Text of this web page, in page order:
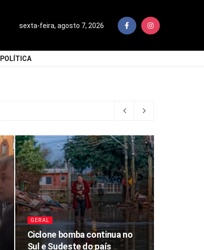
sexta-feira, agosto 7, 2026
POLÍTICA
GERAL
Ciclone bomba continua no
Sul e Sudeste do país